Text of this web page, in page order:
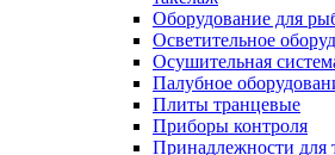
Оборудование для
Осветительное
Осушительная
Палубное
Плиты транцевые
Приборы контроля
Принадлежности для